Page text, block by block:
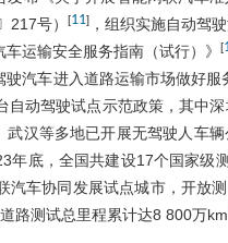
217号）
[11]，组织实施自动驾
运输安全服务指南（试行）》
[
驶汽车进入道路运输市场做好
自动驾驶试点示范政策，其中
武汉等多地已开展无驾驶人车
年底，全国共建设17个国家级
汽车协同发展试点城市，开放
路测试总里程累计达8 800万km